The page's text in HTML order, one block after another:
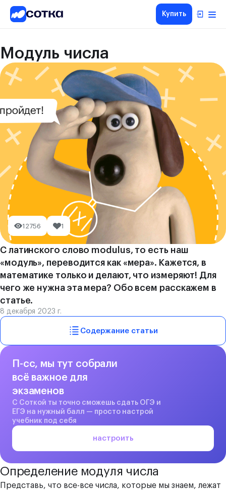
Купить
Модуль числа
12756 1
С латинского слово modulus, то есть наш
«модуль», переводится как «мера». Кажется, в
математике только и делают, что измеряют! Для
чего же нужна эта мера? Обо всем расскажем в
статье.
8 декабря 2023 г.
Содержание статьи
П-сс, мы тут собрали
всё важное для
экзаменов
С Соткой ты точно сможешь сдать ОГЭ и
ЕГЭ на нужный балл — просто настрой
учебник под себя
настроить
Определение модуля числа
Представь, что все-все числа, которые мы знаем, лежат